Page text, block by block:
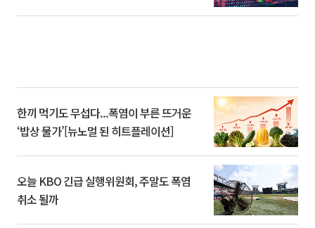
한끼 먹기도 무섭다...폭염이 부른 뜨거운
‘밥상 물가’[뉴노멀 된 히트플레이션]
오늘 KBO 긴급 실행위원회, 주말도 폭염
취소 될까